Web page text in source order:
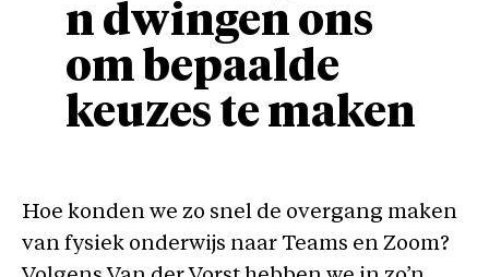
n dwingen ons
om bepaalde
keuzes te maken
Hoe konden we zo snel de overgang maken
van fysiek onderwijs naar Teams en Zoom?